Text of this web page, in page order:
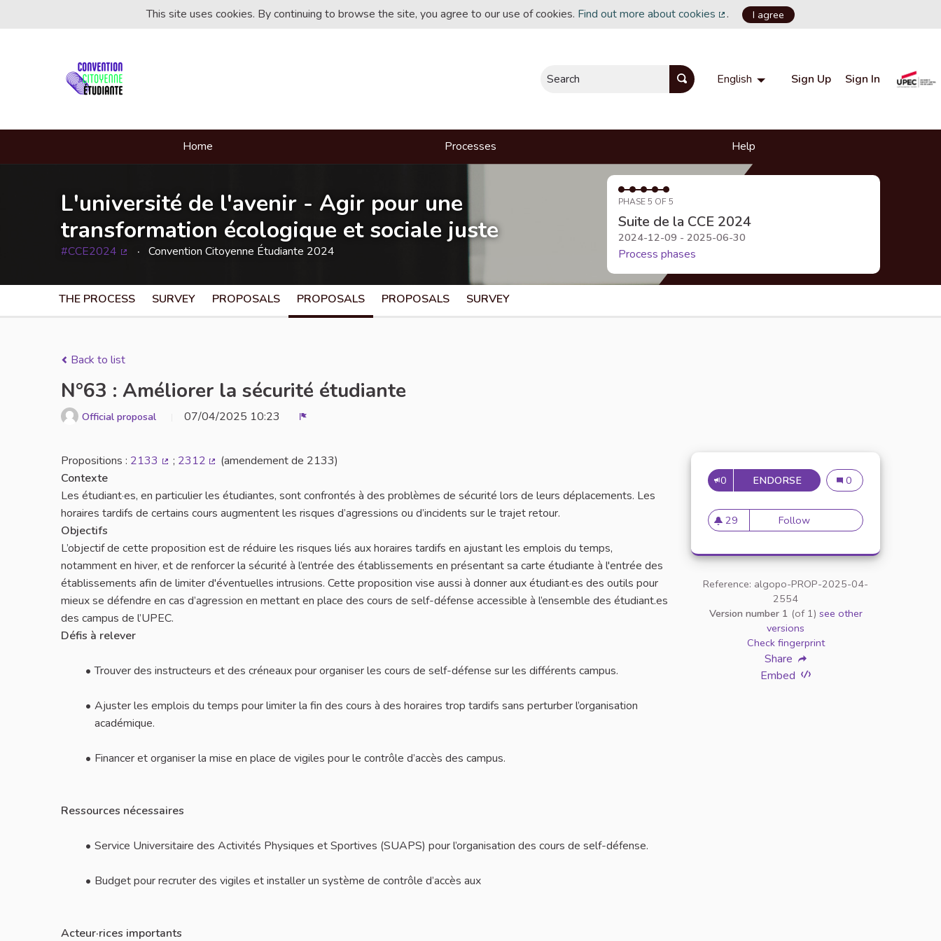
This site uses cookies. By continuing to browse the site, you agree to our use of cookies. Find out more about cookies
(External link)
. I agree
Search English Choisir la langue Choose language
Sign Up Sign In
Home Processes Help
L'université de l'avenir - Agir pour une
transformation écologique et sociale juste
#CCE2024 Convention Citoyenne Étudiante 2024
PHASE 5 OF 5
Suite de la CCE 2024
2024-12-09 - 2025-06-30
Process phases
THE PROCESS SURVEY PROPOSALS PROPOSALS PROPOSALS SURVEY
Back to list
N°63 : Améliorer la sécurité étudiante
Official proposal 07/04/2025 10:23
Propositions : 2133 ; 2312
(amendement de 2133)
Contexte
Les étudiant·es, en particulier les étudiantes, sont confrontés à des problèmes de sécurité lors de leurs déplacements. Les
horaires tardifs de certains cours augmentent les risques d’agressions ou d’incidents sur le trajet retour.
Objectifs
L’objectif de cette proposition est de réduire les risques liés aux horaires tardifs en ajustant les emplois du temps,
notamment en hiver, et de renforcer la sécurité à l’entrée des établissements en présentant sa carte étudiante à l'entrée des
établissements afin de limiter d'éventuelles intrusions. Cette proposition vise aussi à donner aux étudiant·es des outils pour
mieux se défendre en cas d’agression en mettant en place des cours de self-défense accessible à l’ensemble des étudiant.es
des campus de l’UPEC.
Défis à relever
Trouver des instructeurs et des créneaux pour organiser les cours de self-défense sur les différents campus.
Ajuster les emplois du temps pour limiter la fin des cours à des horaires trop tardifs sans perturber l’organisation
académique.
Financer et organiser la mise en place de vigiles pour le contrôle d’accès des campus.
Ressources nécessaires
Service Universitaire des Activités Physiques et Sportives (SUAPS) pour l’organisation des cours de self-défense.
Budget pour recruter des vigiles et installer un système de contrôle d’accès aux
Acteur·rices importants
0 ENDORSEN°63 : AMÉLIORER LA
N°63 : Améliorer la
0
29
29 followers
FollowN°63 : Améliorer la sécurité
Reference: algopo-PROP-2025-04-
2554
Version number 1 (of 1) see other
versions
Check fingerprint
Share
Embed